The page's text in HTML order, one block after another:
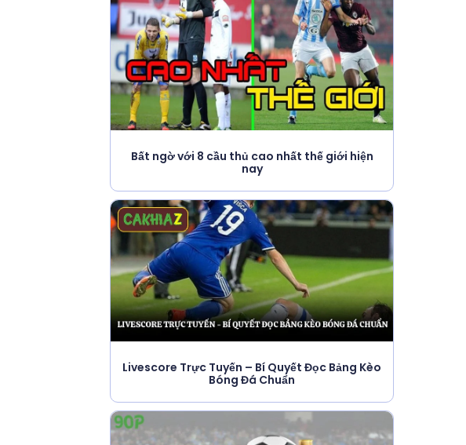
Bất ngờ với 8 cầu thủ cao nhất thế giới hiện
nay
Livescore Trực Tuyến – Bí Quyết Đọc Bảng Kèo
Bóng Đá Chuẩn